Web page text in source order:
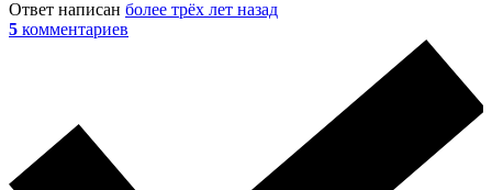
Ответ написан более трёх лет назад
5 комментариев